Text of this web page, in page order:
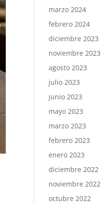
marzo 2024
febrero 2024
diciembre 2023
noviembre 2023
agosto 2023
julio 2023
junio 2023
mayo 2023
marzo 2023
febrero 2023
enero 2023
diciembre 2022
noviembre 2022
octubre 2022